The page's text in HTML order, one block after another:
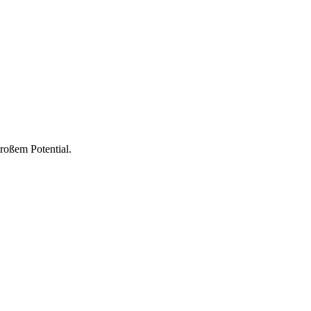
Potential.